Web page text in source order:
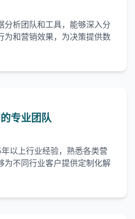
分析团队和工具，能够深入分
为和营销效果，为决策提供数
专业团队
以上行业经验，熟悉各类营
为不同行业客户提供定制化解